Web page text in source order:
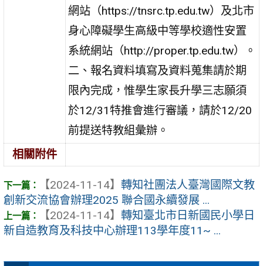
網站（https://tnsrc.tp.edu.tw）及北市
身心障礙學生高級中等學校適性安置
系統網站（http://proper.tp.edu.tw）。
二、報名資料填寫及資料蒐集請於期
限內完成，惟學生家長升學三志願須
於12/31特推會進行審議，請於12/20
前提送特教組彙辦。
相關附件
【2024-11-14】 轉知社團法人臺灣國際文教
創新交流協會辦理2025 聯合國永續發展 ...
【2024-11-14】 轉知臺北市日新國民小學日
新自造教育及科技中心辦理113學年度11~ ...